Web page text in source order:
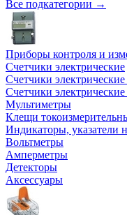
Все подкатегории →
Приборы контроля и
Счетчики электрические
Счетчики
Счетчики
Мультиметры
Клещи
Индикаторы, указатели
Вольтметры
Амперметры
Детекторы
Аксессуары